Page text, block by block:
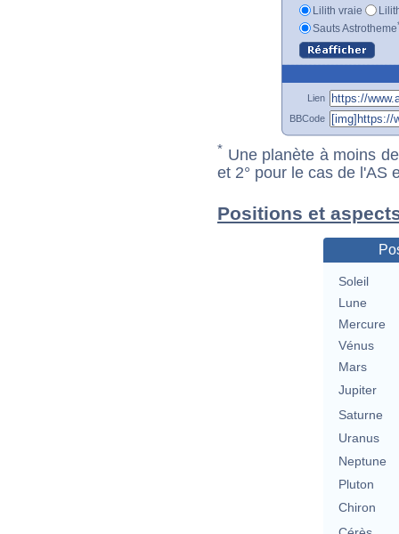
Lilith vraie
Sauts Astrotheme
Lien
BBCode
* Une planète à moins
et 2° pour le cas de l'AS
Positions et
Soleil
Lune
Mercure
Vénus
Mars
Jupiter
Saturne
Uranus
Neptune
Pluton
Chiron